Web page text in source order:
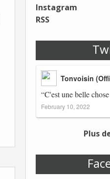
Instagram
RSS
Tonvoisin
February 10, 2022
Plus